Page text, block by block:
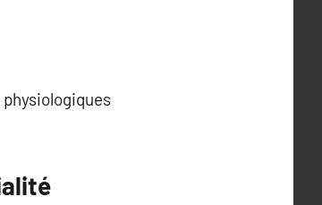
physiologiques